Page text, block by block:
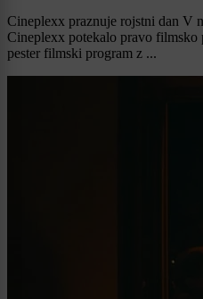
Cineplexx praznuje rojstni dan V
Cineplexx potekalo pravo filmsko
pester filmski program z ...